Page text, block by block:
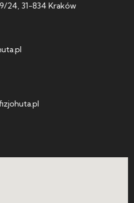
24, 31-834 Kraków